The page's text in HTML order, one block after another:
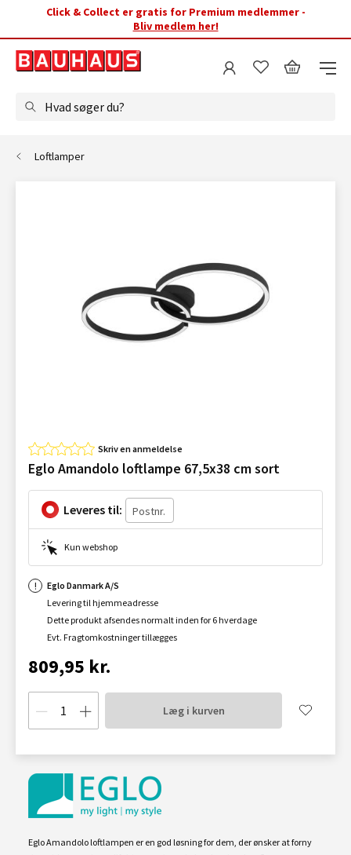
Click & Collect er gratis for Premium medlemmer -
Bliv medlem her!
Hvad søger du?
Loftlamper
Skriv en anmeldelse
Eglo Amandolo loftlampe 67,5x38 cm sort
Leveres til:
Kun webshop
Eglo Danmark A/S
Levering til hjemmeadresse
Dette produkt afsendes normalt inden for 6 hverdage
Evt. Fragtomkostninger tillægges
809,95 kr.
Læg i kurven
Eglo Amandolo loftlampen er en god løsning for dem, der ønsker at forny